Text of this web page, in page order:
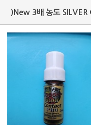
)New 3배 농도 SILVER